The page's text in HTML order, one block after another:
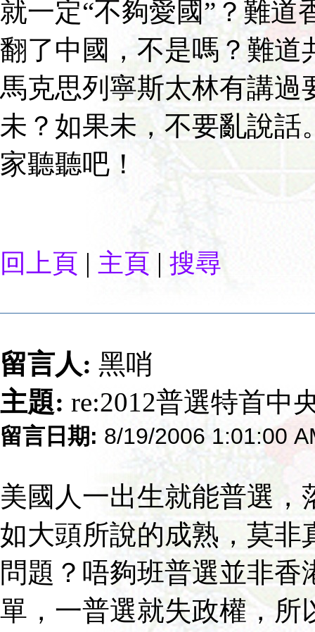
就一定“不夠愛國”？難
翻了中國，不是嗎？難道
馬克思列寧斯太林有講過
未？如果未，不要亂說
家聽聽吧！
回上頁 | 主頁 | 搜尋
留言人: 黑哨
主題: re:2012普選特首中
留言日期: 8/19/2006 1:01:00
美國人一出生就能普選
如大頭所說的成熟，莫
問題？唔夠班普選並非
單，一普選就失政權，所